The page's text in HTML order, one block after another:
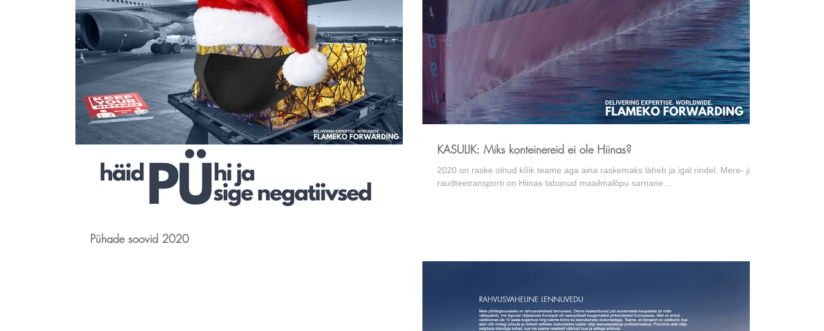
Pühade soovid 2020
KASULIK: Miks konteinereid ei ole Hiinas?
2020 on raske olnud kõik teame aga aina raskemaks läheb ja igal rindel. Mere- ja
raudteetransporti on Hiinas tabanud maailmalõpu sarnane...